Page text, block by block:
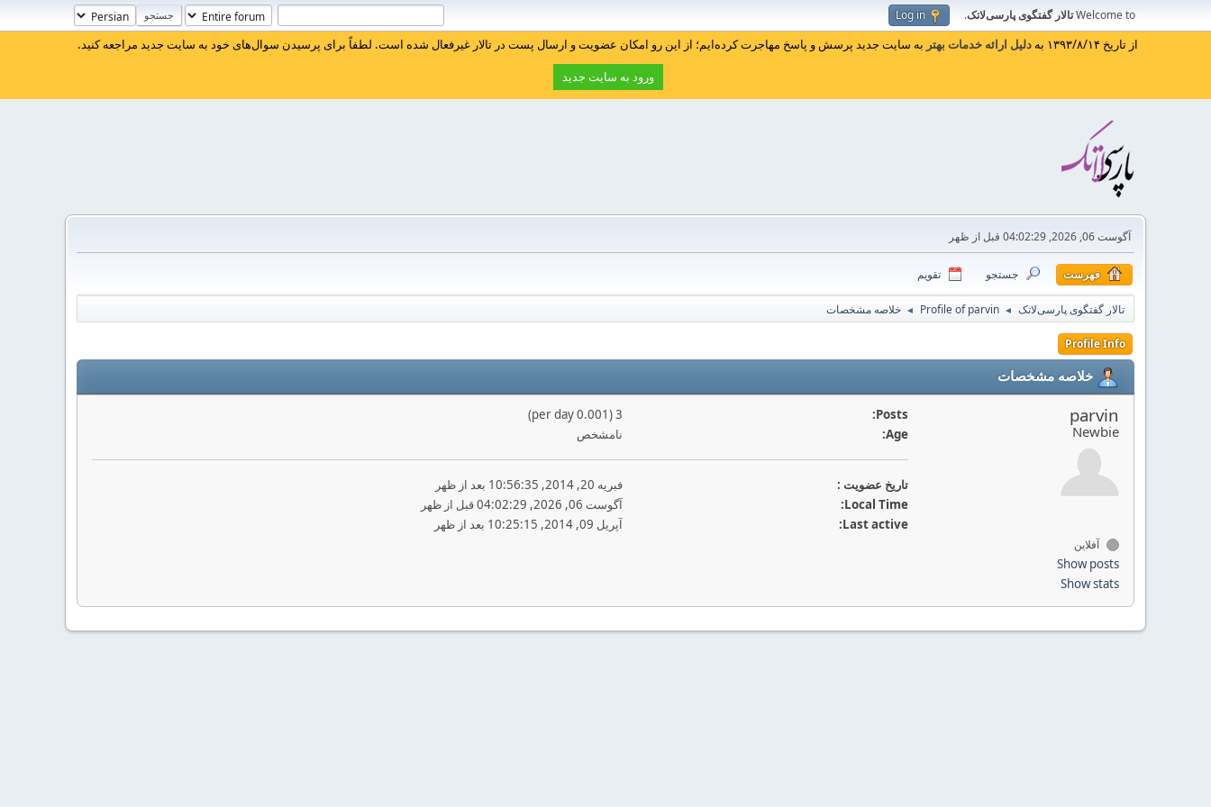
Welcome toتالار گفتگوی پارسی‌لاتک.
Log in
از تاریخ ۱۳۹۳/۸/۱۴ به دلیل ارائه خدمات بهتر به سایت جدید پرسش و پاسخ مهاجرت کرده‌ایم؛ از این رو امکان عضویت و ارسال پست در تالار غیرفعال شده است. لطفاً برای پرسیدن سوال‌های خود به سایت جدید مراجعه کنید.
ورود به سایت جدید
آگوست 06, 2026, 04:02:29 قبل از ظهر
فهرست جستجو تقویم
تالار گفتگوی پارسی‌لاتک ◄
Profile of parvin
◄ خلاصه مشخصات
Profile Info
خلاصه مشخصات
parvin
Newbie
آفلاین
Show posts
Show stats
Posts:
3 (0.001 per day)
Age:
نامشخص
تاريخ عضويت :
فبریه 20, 2014, 10:56:35 بعد از ظهر
Local Time:
آگوست 06, 2026, 04:02:29 قبل از ظهر
Last active:
آپریل 09, 2014, 10:25:15 بعد از ظهر